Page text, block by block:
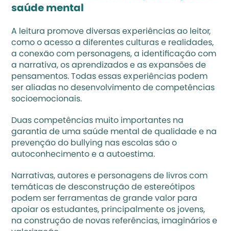
saúde mental
A leitura promove diversas experiências ao leitor,
como o acesso a diferentes culturas e realidades,
a conexão com personagens, a identificação com
a narrativa, os aprendizados e as expansões de
pensamentos. Todas essas experiências podem
ser aliadas no desenvolvimento de competências
socioemocionais.
Duas competências muito importantes na
garantia de uma saúde mental de qualidade e na
prevenção do bullying nas escolas são o
autoconhecimento e a autoestima.
Narrativas, autores e personagens de livros com
temáticas de desconstrução de estereótipos
podem ser ferramentas de grande valor para
apoiar os estudantes, principalmente os jovens,
na construção de novas referências, imaginários e